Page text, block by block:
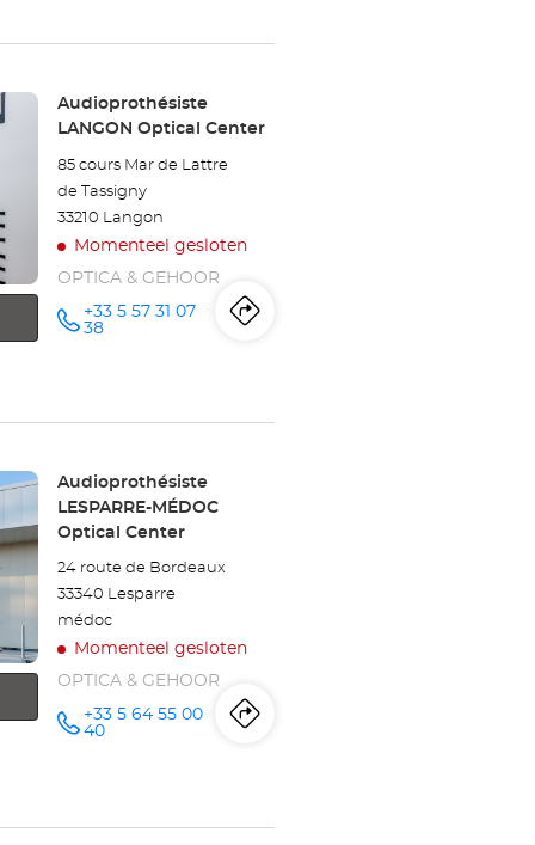
Optical
Winkel:
Audioprothésiste
LANGON Optical Center
85 cours Mar de Lattre
de Tassigny
33210 Langon
Momenteel gesloten
OPTICA & GEHOOR
telefoonnummer
+33 5 57 31 07
38
Routebeschrijving
naar
Audioprothésiste
Winkel:
Audioprothésiste
LESPARRE-MÉDOC
Optical Center
24 route de Bordeaux
33340 Lesparre
médoc
Momenteel gesloten
OPTICA & GEHOOR
telefoonnummer
+33 5 64 55 00
40
Routebeschrijving
naar